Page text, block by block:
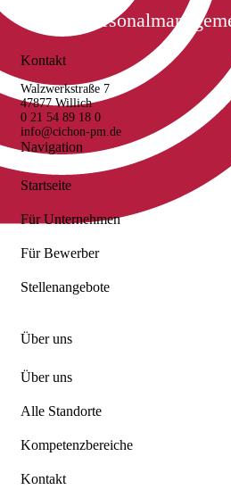
Cichon
Kontakt
Walzwerkstraße 7
47877 Willich
0 21 54 89 18 0
info@cichon-pm.de
Navigation
Startseite
Für Unternehmen
Für Bewerber
Stellenangebote
Über uns
Über uns
Alle Standorte
Kompetenzbereiche
Kontakt